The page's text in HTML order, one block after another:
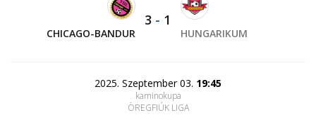
CHICAGO-BANDUR
3 - 1
HUNGARIKUM
2025. Szeptember 03. 19:45
kaminokupa
ÖREGFIÚK LIGA